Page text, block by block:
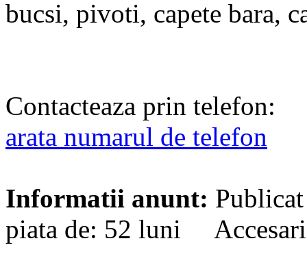
bucsi, pivoti, capete bara,
Contacteaza prin telefon:
arata numarul de telefon
Informatii anunt:
piata de: 52 luni